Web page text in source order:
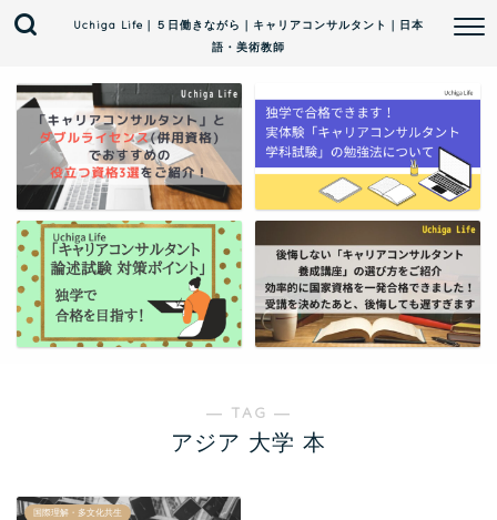
Uchiga Life｜５日働きながら｜キャリアコンサルタント｜日本
語・美術教師
― TAG ―
アジア 大学 本
国際理解・多文化共生